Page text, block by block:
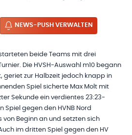
NEWS-PUSH VERWALTEN
beide Teams mit drei
Die HVSH-Auswahl m10 begann
geriet zur Halbzeit jedoch knapp in
Spiel sicherte Max Molt mit
Sekunde ein verdientes 23:23-
Spiel gegen den HVNB Nord
Beginn an und setzten sich
im dritten Spiel gegen den HV